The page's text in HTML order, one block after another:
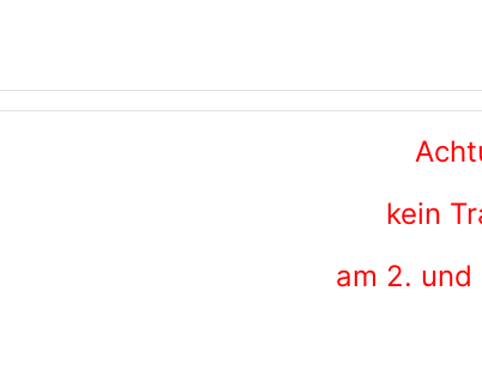
kein
am 2. und